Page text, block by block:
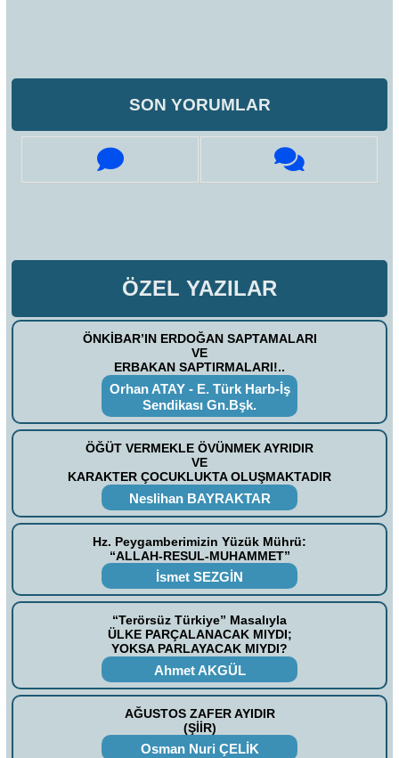
SON YORUMLAR
ÖZEL YAZILAR
ÖNKİBAR’IN ERDOĞAN SAPTAMALARI
VE
ERBAKAN SAPTIRMALARI!..
Orhan ATAY - E. Türk Harb-İş
Sendikası Gn.Bşk.
ÖĞÜT VERMEKLE ÖVÜNMEK AYRIDIR
VE
KARAKTER ÇOCUKLUKTA OLUŞMAKTADIR
Neslihan BAYRAKTAR
Hz. Peygamberimizin Yüzük Mührü:
“ALLAH-RESUL-MUHAMMET”
İsmet SEZGİN
“Terörsüz Türkiye” Masalıyla
ÜLKE PARÇALANACAK MIYDI;
YOKSA PARLAYACAK MIYDI?
Ahmet AKGÜL
AĞUSTOS ZAFER AYIDIR
(ŞİİR)
Osman Nuri ÇELİK